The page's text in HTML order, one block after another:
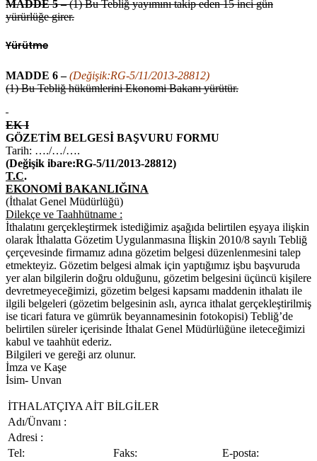
MADDE 5 –(1) Bu Tebliğ yayımını takip eden 15 inci gün
yürürlüğe girer.
Yürütme
MADDE 6 – (Değişik:RG-5/11/2013-28812)
(1) Bu Tebliğ hükümlerini Ekonomi Bakanı yürütür.
EK I
GÖZETİM BELGESİ BAŞVURU FORMU
Tarih: …./…/….
(Değişik ibare:RG-5/11/2013-28812)
T.C.
EKONOMİ BAKANLIĞINA
(İthalat Genel Müdürlüğü)
Dilekçe ve Taahhütname :
İthalatını gerçekleştirmek istediğimiz aşağıda belirtilen eşyaya ilişkin
olarak İthalatta Gözetim Uygulanmasına İlişkin 2010/8 sayılı Tebliğ
çerçevesinde firmamız adına gözetim belgesi düzenlenmesini talep
etmekteyiz. Gözetim belgesi almak için yaptığımız işbu başvuruda
yer alan bilgilerin doğru olduğunu, gözetim belgesini üçüncü kişilere
devretmeyeceğimizi, gözetim belgesi kapsamı maddenin ithalatı ile
ilgili belgeleri (gözetim belgesinin aslı, ayrıca ithalat gerçekleştirilmiş
ise ticari fatura ve gümrük beyannamesinin fotokopisi) Tebliğ’de
belirtilen süreler içerisinde İthalat Genel Müdürlüğüne ileteceğimizi
kabul ve taahhüt ederiz.
Bilgileri ve gereği arz olunur.
İmza ve Kaşe
İsim- Unvan
İTHALATÇIYA AİT BİLGİLER
Adı/Ünvanı :
Adresi :
Tel:
Faks:
E-posta: